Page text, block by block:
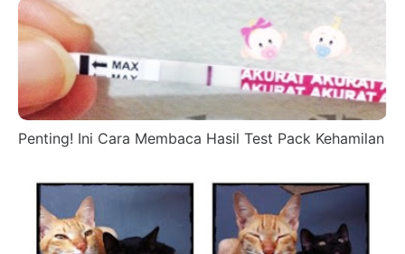
Penting! Ini Cara Membaca Hasil Test Pack Kehamilan